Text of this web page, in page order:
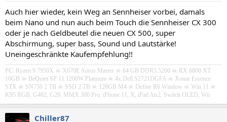
Auch hier wieder, kein Weg an Sennheiser vorbei, damals
beim Nano und nun auch beim Touch die Sennheiser CX 300
oder je nach Geldbeutel die neuen CX 500, super
Abschirmung, super bass, Sound und Lautstärke!
Uneingeschränkte Kaufempfehlung!!
PC: Ryzen 9 7950X ☠ X670E Aorus Master ☠ 64 GB DDR5 5200 ☠ RX 6800 XT
16GB ☠ BeQuiet SP 11 1200W Platinum ☠ 4x Dell S2721DGFA ☠ Xonar Essence
STX ☠ SN750 2 TB ☠ SSD 2 TB ☠ 128GB M4 ☠ Define R6 Window ☠ Win 11 ☠
K95 RGB, G402, G29, MMX 300 Pro, iPhone 11, X, iPad Air2, Switch OLED, Wii
Chiller87